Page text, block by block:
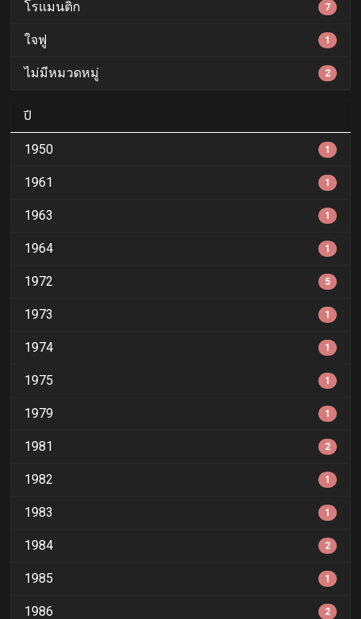
โรแมนติก 7
ใจฟู 1
ไม่มีหมวดหมู่ 2
ปี
1950 1
1961 1
1963 1
1964 1
1972 5
1973 1
1974 1
1975 1
1979 1
1981 2
1982 1
1983 1
1984 2
1985 1
1986 2